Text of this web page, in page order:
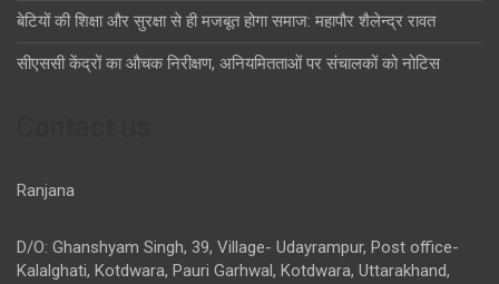
बेटियों की शिक्षा और सुरक्षा से ही मजबूत होगा समाज: महापौर शैलेन्द्र रावत
सीएससी केंद्रों का औचक निरीक्षण, अनियमितताओं पर संचालकों को नोटिस
Ranjana
D/O: Ghanshyam Singh, 39, Village- Udayrampur, Post office-
Kalalghati, Kotdwara, Pauri Garhwal, Kotdwara, Uttarakhand,